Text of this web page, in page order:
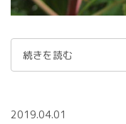
続きを読む
2019.04.01